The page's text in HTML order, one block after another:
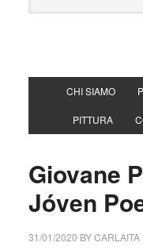
CHI SIAMO
PITTURA
Giovane
Jóven
31/01/2020 BYCARLAITA